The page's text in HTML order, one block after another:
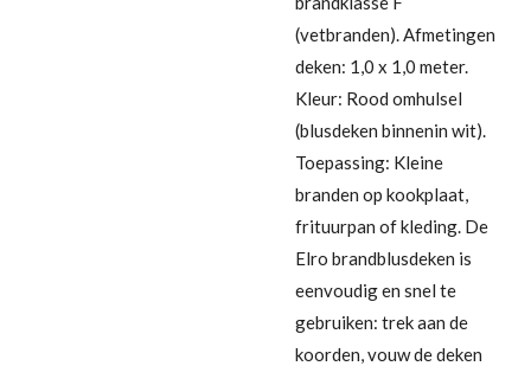
(vetbranden). Afmetingen
deken: 1,0 x 1,0 meter.
Kleur: Rood omhulsel
(blusdeken binnenin wit).
Toepassing: Kleine
branden op kookplaat,
frituurpan of kleding. De
Elro brandblusdeken is
eenvoudig en snel te
gebruiken: trek aan de
koorden, vouw de deken